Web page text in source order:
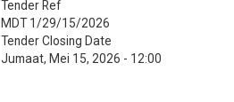
Tender Ref
MDT 1/29/15/2026
Tender Closing Date
Jumaat, Mei 15, 2026 - 12:00